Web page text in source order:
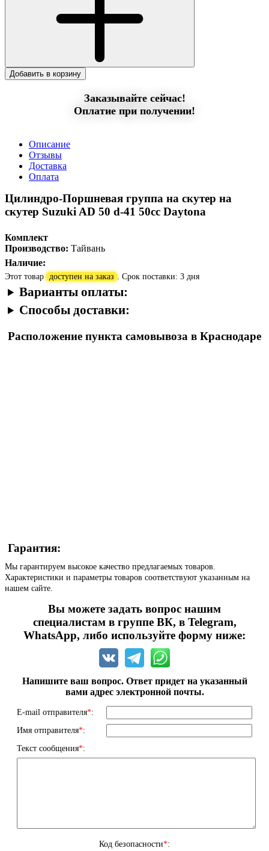
Добавить в корзину
Заказывайте сейчас!
Оплатие при получении!
Описание
Отзывы
Доставка
Оплата
Цилиндро-Поршневая группа на скутер на
скутер Suzuki AD 50 d-41 50сс Daytona
Комплект
Производство: Тайвань
Наличие:
Этот товар доступен на заказ . Срок поставки: 3 дня
Варианты оплаты:
Способы доставки:
Расположение пункта самовывоза в Краснодаре
Гарантия:
Мы гарантируем высокое качество предлагаемых товаров.
Характеристики и параметры товаров соответствуют указанным на
нашем сайте.
Вы можете задать вопрос нашим
специалистам в группе ВК, в Telegram,
WhatsApp, либо используйте форму ниже:
Напишите ваш вопрос. Ответ придет на указанный
вами адрес электронной почты.
E-mail отправителя*:
Имя отправителя*:
Текст сообщения*:
Код безопасности*: